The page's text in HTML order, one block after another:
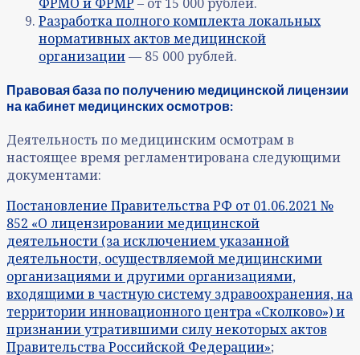
Разработка полного комплекта локальных
нормативных актов медицинской
организации— 85 000 рублей.
Правовая база по получению медицинской лицензии
на кабинет медицинских осмотров:
Деятельность по медицинским осмотрам в
настоящее время регламентирована следующими
документами:
Постановление Правительства РФ от 01.06.2021 №
852 «О лицензировании медицинской
деятельности (за исключением указанной
деятельности, осуществляемой медицинскими
организациями и другими организациями,
входящими в частную систему здравоохранения, на
территории инновационного центра «Сколково») и
признании утратившими силу некоторых актов
Правительства Российской Федерации»;